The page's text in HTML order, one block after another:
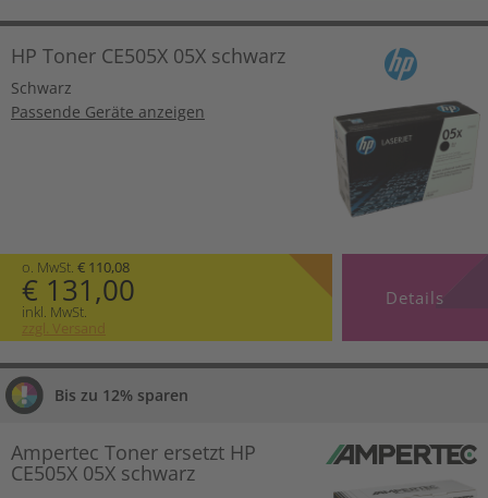
HP Toner CE505X 05X schwarz
Schwarz
Passende Geräte anzeigen
o. MwSt. € 110,08
€ 131,00
inkl. MwSt.
zzgl. Versand
Details
Bis zu 12% sparen
Ampertec Toner ersetzt HP
CE505X 05X schwarz